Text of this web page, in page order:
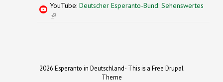
YouTube: Deutscher Esperanto-Bund: Sehenswertes
(link is external)
2026 Esperanto in Deutschland- This is a Free Drupal
Theme